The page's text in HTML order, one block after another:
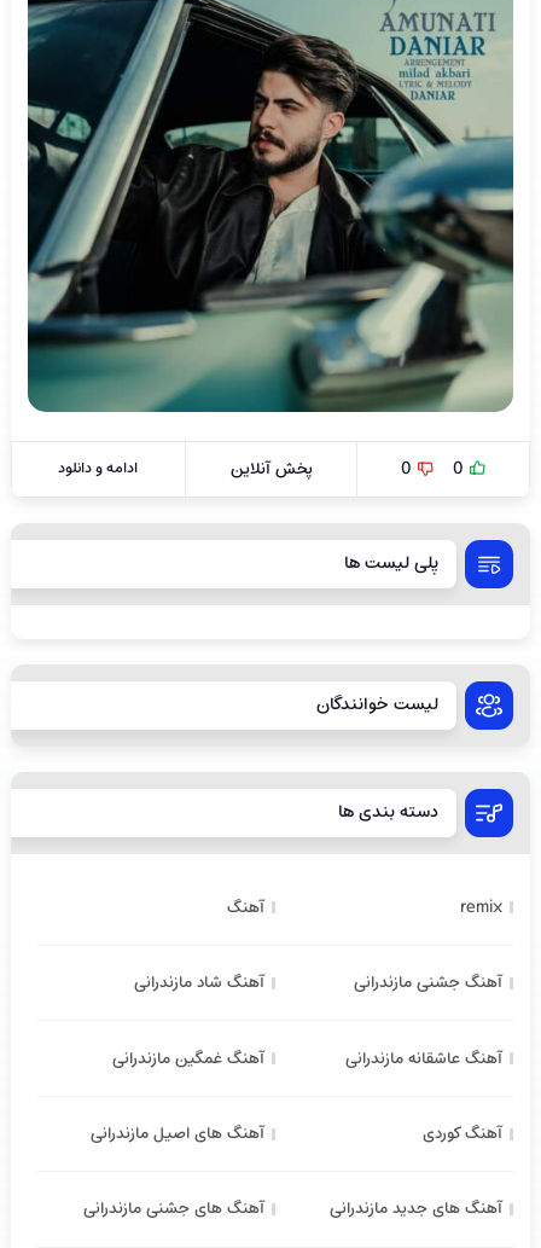
0
0 پخش آنلاین ادامه و دانلود
پلی لیست ها
لیست خوانندگان
دسته بندی ها
remix آهنگ
آهنگ جشنی مازندرانی آهنگ شاد مازندرانی
آهنگ عاشقانه مازندرانی آهنگ غمگین مازندرانی
آهنگ کوردی آهنگ های اصیل مازندرانی
آهنگ های جدید مازندرانی آهنگ های جشنی مازندرانی